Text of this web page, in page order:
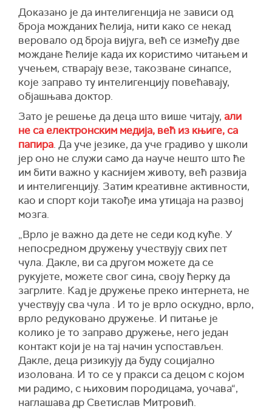
Доказано је да интелигенција не зависи од
броја можданих ћелија, нити како се некад
веровало од броја вијуга, већ се између две
мождане ћелије када их користимо читањем и
учењем, стварају везе, такозване синапсе,
које заправо ту интелигенцију повећавају,
објашњава доктор.
Зато је решење да деца што више читају, али
не са електронским медија, већ из књиге, са
папира. Да уче језике, да уче градиво у школи
јер оно не служи само да науче нешто што ће
им бити важно у каснијем животу, већ развија
и интелигенцију. Затим креативне активности,
као и спорт који такође има утицаја на развој
мозга.
„Врло је важно да дете не седи код куће. У
непосредном дружењу учествују свих пет
чула. Дакле, ви са другом можете да се
рукујете, можете свог сина, своју ћерку да
загрлите. Кад је дружење преко интернета, не
учествују сва чула . И то је врло оскудно, врло,
врло редуковано дружење. И питање је
колико је то заправо дружење, него један
контакт који је на тај начин успостављен.
Дакле, деца ризикују да буду социјално
изолована. И то се у пракси са децом с којом
ми радимо, с њиховим породицама, уочава“,
наглашава др Светислав Митровић.